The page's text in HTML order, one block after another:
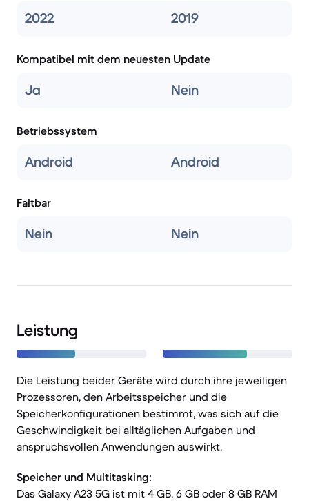
2022 2019
Kompatibel mit dem neuesten Update
Ja Nein
Betriebssystem
Android Android
Faltbar
Nein Nein
Leistung
Die Leistung beider Geräte wird durch ihre jeweiligen
Prozessoren, den Arbeitsspeicher und die
Speicherkonfigurationen bestimmt, was sich auf die
Geschwindigkeit bei alltäglichen Aufgaben und
anspruchsvollen Anwendungen auswirkt.
Speicher und Multitasking:
Das Galaxy A23 5G ist mit 4 GB, 6 GB oder 8 GB RAM